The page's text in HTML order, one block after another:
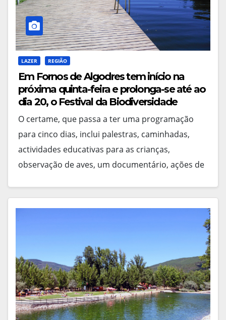
LAZER REGIÃO
Em Fornos de Algodres tem início na
próxima quinta-feira e prolonga-se até ao
dia 20, o Festival da Biodiversidade
O certame, que passa a ter uma programação
para cinco dias, inclui palestras, caminhadas,
actividades educativas para as crianças,
observação de aves, um documentário, ações de